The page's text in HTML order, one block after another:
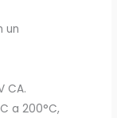
un
CA.
a 200°C,